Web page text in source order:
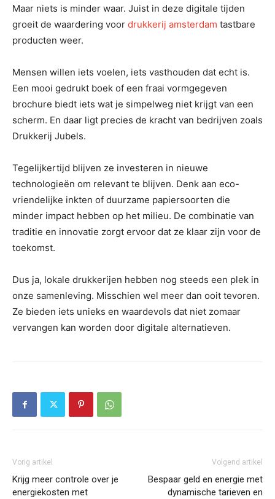
Maar niets is minder waar. Juist in deze digitale tijden
groeit de waardering voor drukkerij amsterdam tastbare
producten weer.
Mensen willen iets voelen, iets vasthouden dat echt is.
Een mooi gedrukt boek of een fraai vormgegeven
brochure biedt iets wat je simpelweg niet krijgt van een
scherm. En daar ligt precies de kracht van bedrijven zoals
Drukkerij Jubels.
Tegelijkertijd blijven ze investeren in nieuwe
technologieën om relevant te blijven. Denk aan eco-
vriendelijke inkten of duurzame papiersoorten die
minder impact hebben op het milieu. De combinatie van
traditie en innovatie zorgt ervoor dat ze klaar zijn voor de
toekomst.
Dus ja, lokale drukkerijen hebben nog steeds een plek in
onze samenleving. Misschien wel meer dan ooit tevoren.
Ze bieden iets unieks en waardevols dat niet zomaar
vervangen kan worden door digitale alternatieven.
Vorig artikel
Krijg meer controle over je
energiekosten met
Volgend artikel
Bespaar geld en energie met
dynamische tarieven en